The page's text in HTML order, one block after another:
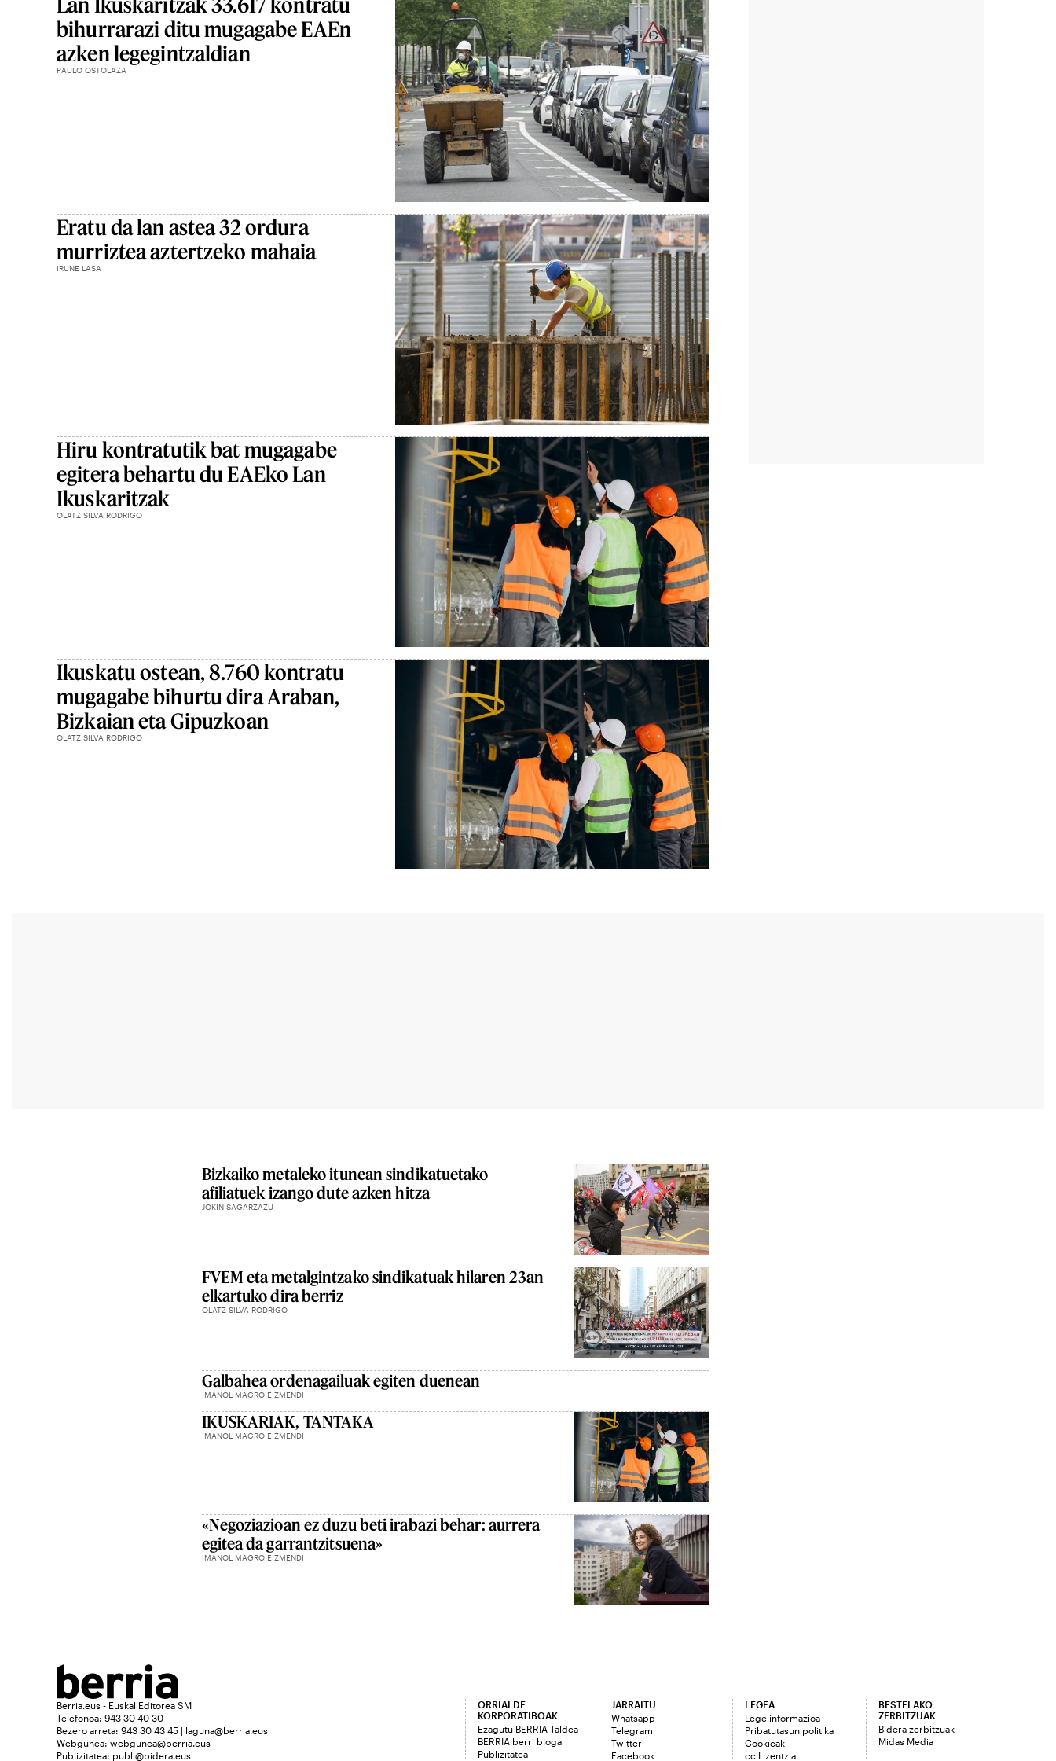
bihurrarazi ditu mugagabe EAEn
azken legegintzaldian
PAULO OSTOLAZA
Eratu da lan astea 32 ordura
murriztea aztertzeko mahaia
IRUNE LASA
Hiru kontratutik bat mugagabe
egitera behartu du EAEko Lan
Ikuskaritzak
OLATZ SILVA RODRIGO
Ikuskatu ostean, 8.760 kontratu
mugagabe bihurtu dira Araban,
Bizkaian eta Gipuzkoan
OLATZ SILVA RODRIGO
Bizkaiko metaleko itunean sindikatuetako
afiliatuek izango dute azken hitza
JOKIN SAGARZAZU
FVEM eta metalgintzako sindikatuak hilaren 23an
elkartuko dira berriz
OLATZ SILVA RODRIGO
Galbahea ordenagailuak egiten duenean
IMANOL MAGRO EIZMENDI
IKUSKARIAK, TANTAKA
IMANOL MAGRO EIZMENDI
«Negoziazioan ez duzu beti irabazi behar: aurrera
egitea da garrantzitsuena»
IMANOL MAGRO EIZMENDI
Berria.eus - Euskal Editorea SM
Telefonoa: 943 30 40 30
Bezero arreta: 943 30 43 45 | laguna@berria.eus
Webgunea: webgunea@berria.eus
Publizitatea: publi@bidera.eus
ORRIALDE
KORPORATIBOAK
Ezagutu BERRIA Taldea
BERRIA berri bloga
Publizitatea
JARRAITU
Whatsapp
Telegram
Twitter
Facebook
LEGEA
Lege informazioa
Pribatutasun politika
Cookieak
cc Lizentzia
BESTELAKO
ZERBITZUAK
Bidera zerbitzuak
Midas Media